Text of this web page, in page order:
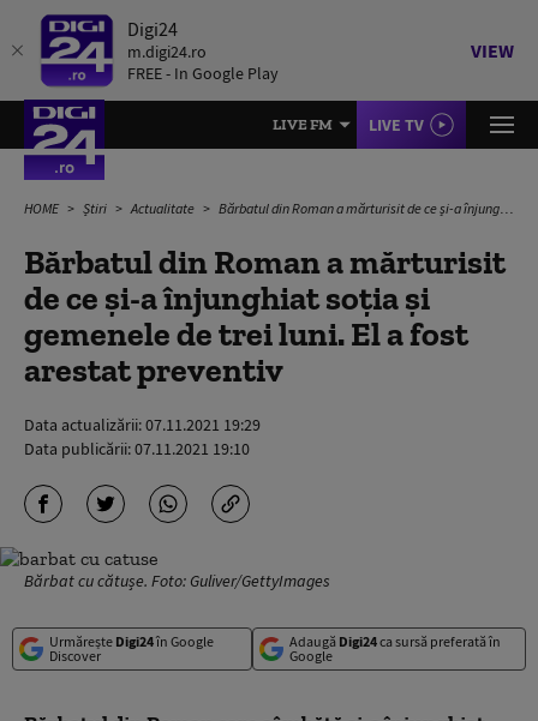
Digi24
m.digi24.ro
FREE - In Google Play
VIEW
LIVE FM LIVE TV
HOME Știri Actualitate Bărbatul din Roman a mărturisit de ce și-a înjunghiat soția și gemenele de trei luni. El a fost arestat preventiv
Bărbatul din Roman a mărturisit
de ce și-a înjunghiat soția și
gemenele de trei luni. El a fost
arestat preventiv
Data actualizării:07.11.2021 19:29
Data publicării:07.11.2021 19:10
Bărbat cu cătușe. Foto: Guliver/GettyImages
Urmărește Digi24în Google
Discover
Adaugă Digi24ca sursă preferată în
Google